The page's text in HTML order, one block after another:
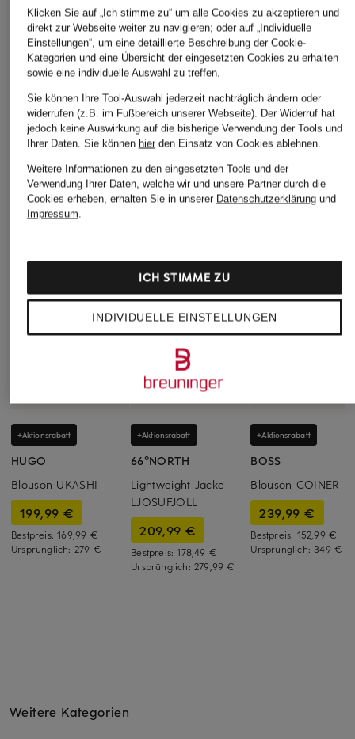
+Aktionsrabatt
HUGO
Blouson UKASHI
199,99 €
Bestpreis:169,99 €
Ursprünglich: 279 €
+Aktionsrabatt
66°NORTH
Lightweight-Jacke
LJOSUFJOLL
209,99 €
Bestpreis:178,49 €
Ursprünglich: 279,99 €
+Aktionsrabatt
BOSS
Blouson COINER
239,99 €
Bestpreis: 152,99 €
Ursprünglich:349 €
Weitere Kategorien
Klicken Sie auf „Ich stimme zu“ um alle Cookies zu akzeptieren und
direkt zur Webseite weiter zu navigieren; oder auf „Individuelle
Einstellungen“, um eine detaillierte Beschreibung der Cookie-
Kategorien und eine Übersicht der eingesetzten Cookies zu erhalten
sowie eine individuelle Auswahl zu treffen.
Sie können Ihre Tool-Auswahl jederzeit nachträglich ändern oder
widerrufen (z.B. im Fußbereich unserer Webseite). Der Widerruf hat
jedoch keine Auswirkung auf die bisherige Verwendung der Tools und
Ihrer Daten. Sie können hierden Einsatz von Cookies ablehnen.
Weitere Informationen zu den eingesetzten Tools und der
Verwendung Ihrer Daten, welche wir und unsere Partner durch die
Cookies erheben, erhalten Sie in unserer Datenschutzerklärungund
Impressum.
INDIVIDUELLE EINSTELLUNGEN
ICH STIMME ZU